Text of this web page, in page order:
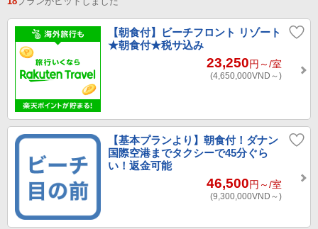
【朝食付】ビーチフロント リゾート
★朝食付★税サ込み
23,250円～/室
(4,650,000VND～)
【基本プランより】朝食付！ダナン
国際空港までタクシーで45分ぐら
い！返金可能
46,500円～/室
(9,300,000VND～)